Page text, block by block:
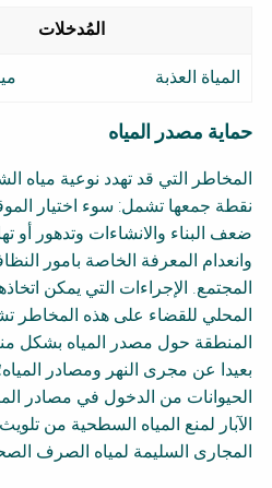
المُدخلات
المياة العذبة
حماية مصدر المياه
المخاطر التي قد تهدد نوعية مياه
نقطة جمعها تشمل: سوء اختيار
ضعف البناء والانشاءات وتدهور أو
وانعدام المعرفة الخاصة بامور
المجتمع. الإجراءات التي يمكن
المحلي للقضاء على هذه المخاطر
المنطقة حول مصدر المياه بشكل
بعيدا عن مجرى النهر ومصادر المياه؛
الحيوانات من الدخول في مصادر
الآبار لمنع المياه السطحية من تلويث
المجارى السليمة لمياه الصرف